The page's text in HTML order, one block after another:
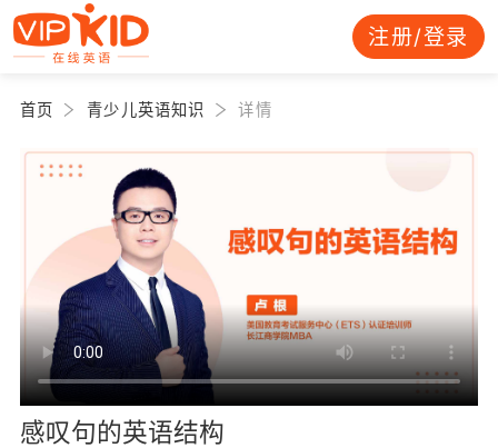
注册/登录
首页 青少儿英语知识 详情
感叹句的英语结构